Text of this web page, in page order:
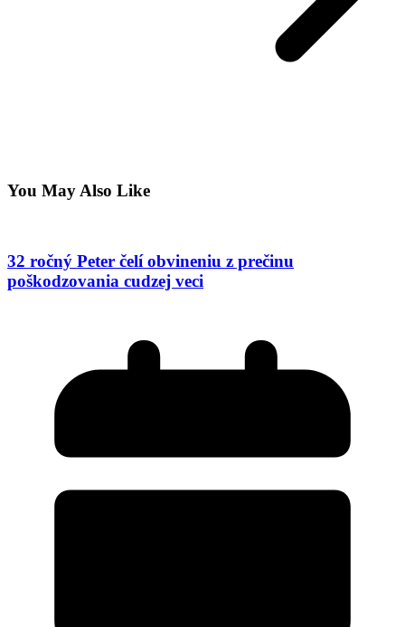
You May Also Like
32 ročný Peter čelí obvineniu z prečinu
poškodzovania cudzej veci